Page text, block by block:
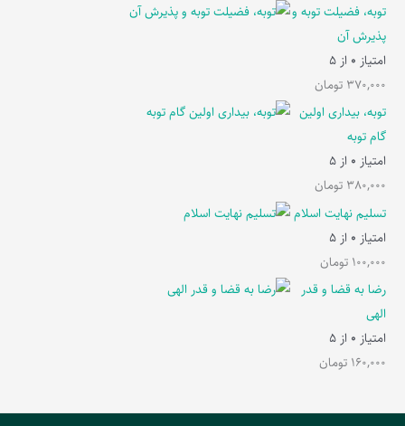
توبه، فضیلت توبه و
پذیرش آن
امتیاز 0 از 5
370,000 تومان
توبه، بیداری اولین
گام توبه
امتیاز 0 از 5
380,000 تومان
تسلیم نهایت اسلام
امتیاز 0 از 5
100,000 تومان
رضا به قضا و قدر
الهی
امتیاز 0 از 5
160,000 تومان